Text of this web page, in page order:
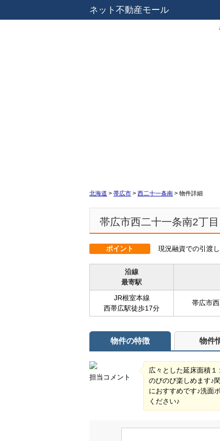
ネット不動産モール
北海道 > 帯広市 > 西二十一条南 > 物件詳細
帯広市西二十一条南2丁
ポイント 現況融資での引渡
沿線
最寄駅
JR根室本線
西帯広駅徒歩17分
帯広市
物件の特徴 物件
担当コメント
広々とした延床面積
のびのび楽しめます♪
におすすめです♪洗面
ください♪